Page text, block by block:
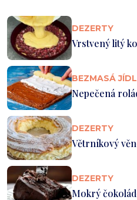
DEZERTY
Vrstvený litý
BEZMASÁ
Nepečená
DEZERTY
Větrníkový
DEZERTY
Mokrý